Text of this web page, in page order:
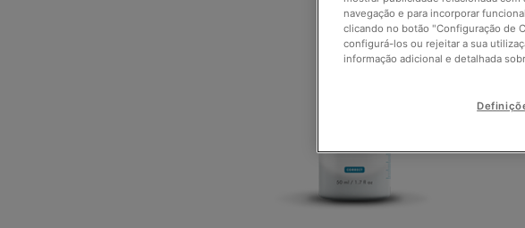
navegação e para incorporar
clicando no botão "Configuração de
configurá-los ou rejeitar a sua
informação adicional e detalhada